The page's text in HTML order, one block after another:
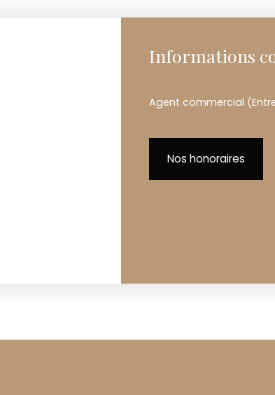
Informations
Agent commercial
Nos honoraires